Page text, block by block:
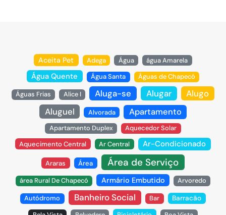
Aceita Pet Adega Água água Amarela
Água Quente Água Santa Águas de Chapecó
Águas Frias Alice I Aluga-se Alugar
Alugo
Aluguel
Alvorada Apartamento
Apartamento Duplex
Aquecedor Solar
Aquecimento Central
Ar Central Ar-Condicionado
Araras Área Área de Serviço
área Rural De Chapecó Armário Embutido Arvoredo
Autódromo Banheiro Social Bar
Barracão